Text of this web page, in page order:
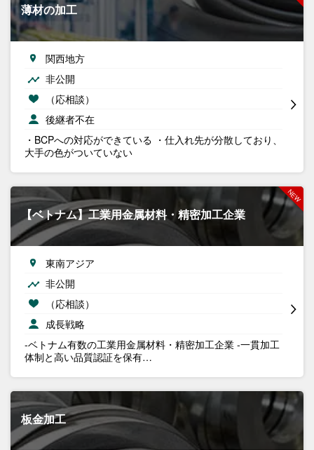
薄材の加工
関西地方
非公開
（応相談）
後継者不在
・BCPへの対応ができている ・仕入れ先が分散しており、
大手の色がついていない
【ベトナム】工業用金属材料・精密加工企業
東南アジア
非公開
（応相談）
成長戦略
-ベトナム有数の工業用金属材料・精密加工企業 -一貫加工
体制と高い品質認証を保有…
板金加工